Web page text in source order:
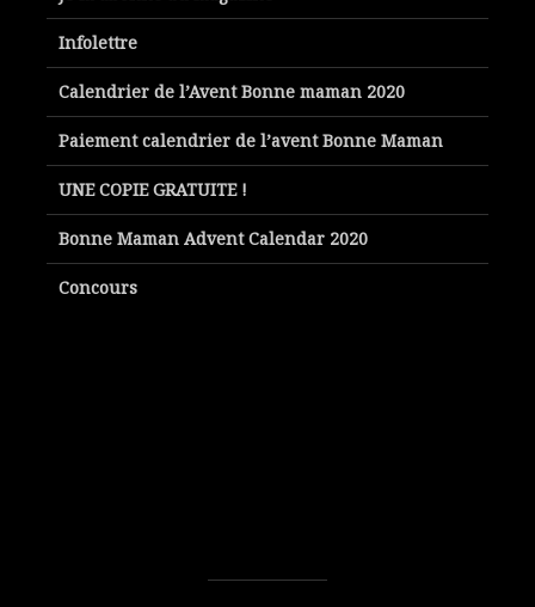
Infolettre
Calendrier de l’Avent Bonne maman 2020
Paiement calendrier de l’avent Bonne Maman
UNE COPIE GRATUITE !
Bonne Maman Advent Calendar 2020
Concours